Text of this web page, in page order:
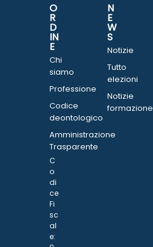
O
R
D
IN
E
Chi
siamo
Professione
Codice
deontologico
Amministrazione
Trasparente
C
o
di
ce
Fi
sc
al
e:
N
E
W
S
Notizie
Tutto
elezioni
Notizie
formazione